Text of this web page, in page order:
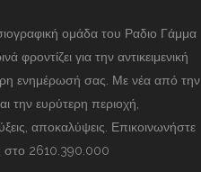
ομάδα του Ραδιο Γάμμα
φροντίζει για την αντικειμενική
ενημέρωσή σας. Με νέα από την
την ευρύτερη περιοχή,
αποκαλύψεις. Επικοινωνήστε
στο 2610.390.000